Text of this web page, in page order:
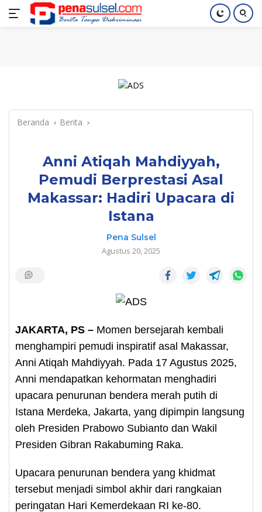
Langsung
Home Nasional Pendidikan Index
Beranda Berita
Anni Atiqah Mahdiyyah,
Pemudi Berprestasi Asal
Makassar: Hadiri Upacara di
Istana
Pena Sulsel
Agustus 20, 2025
JAKARTA, PS – Momen bersejarah kembali
menghampiri pemudi inspiratif asal Makassar,
Anni Atiqah Mahdiyyah. Pada 17 Agustus 2025,
Anni mendapatkan kehormatan menghadiri
upacara penurunan bendera merah putih di
Istana Merdeka, Jakarta, yang dipimpin langsung
oleh Presiden Prabowo Subianto dan Wakil
Presiden Gibran Rakabuming Raka.
Upacara penurunan bendera yang khidmat
tersebut menjadi simbol akhir dari rangkaian
peringatan Hari Kemerdekaan RI ke-80.